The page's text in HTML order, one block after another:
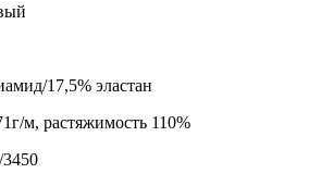
17,5% эластан
м, растяжимость 110%